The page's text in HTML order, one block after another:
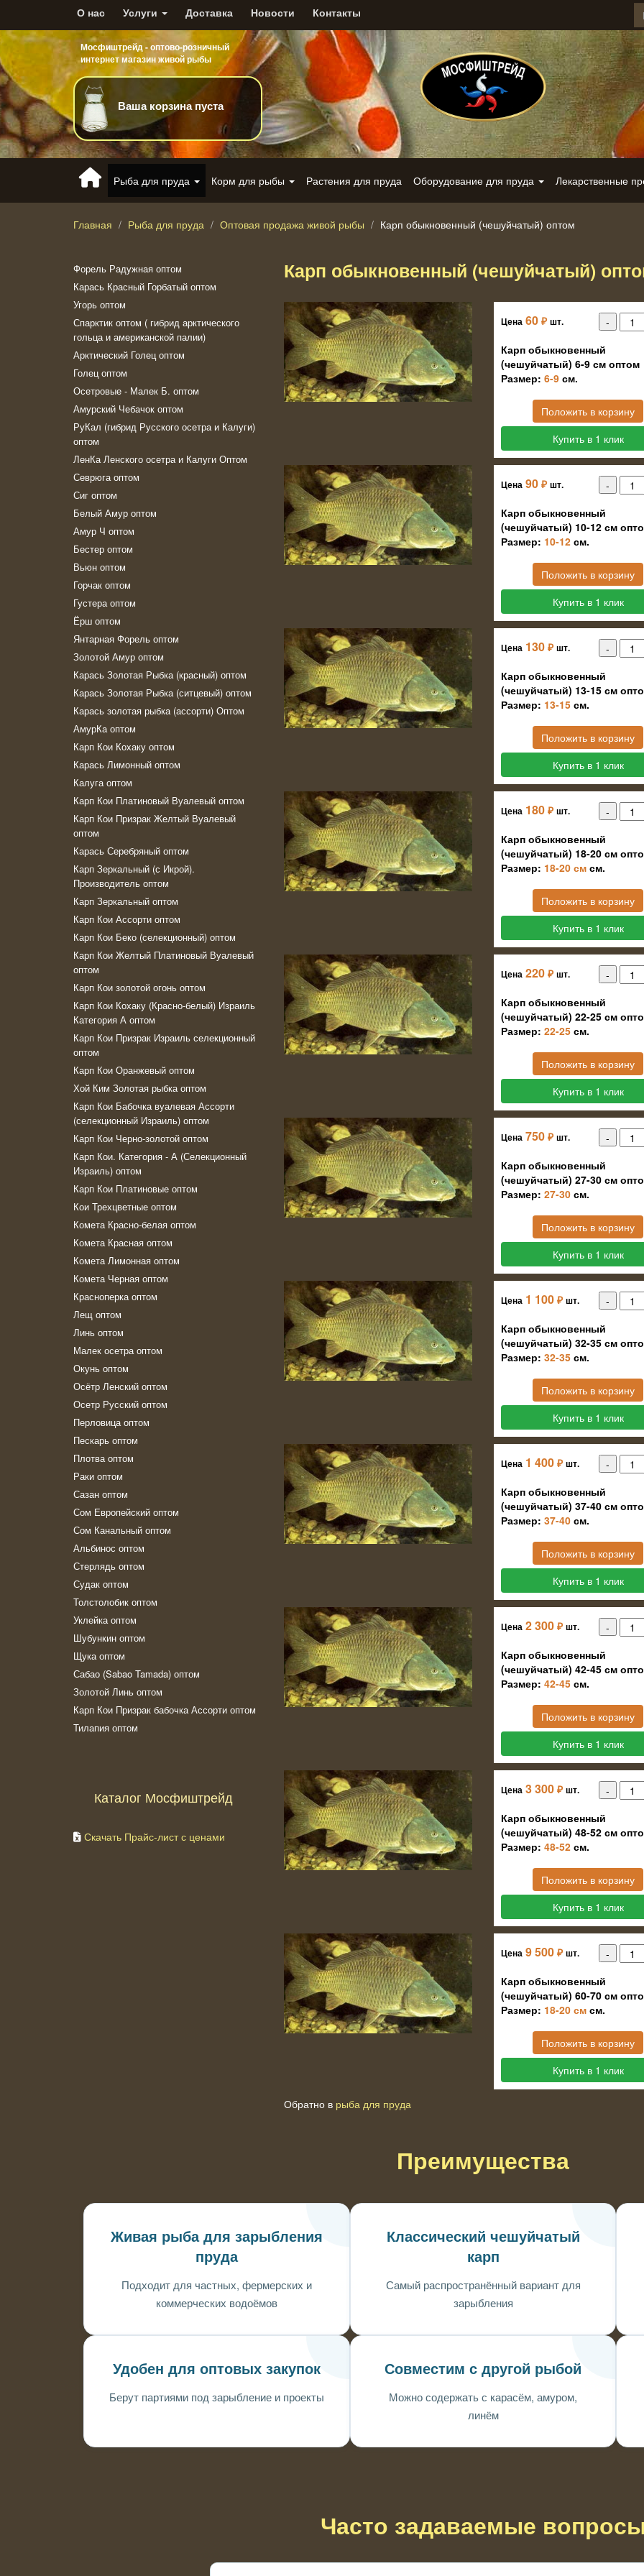
О нас Услуги Доставка Новости Контакты
Мосфиштрейд - оптово-розничный
интернет магазин живой рыбы
Ваша корзина пуста
Рыба для пруда Корм для рыбы Растения для пруда Оборудование для пруда Лекарственные
Главная Рыба для пруда Оптовая продажа живой рыбы Карп обыкновенный (чешуйчатый) оптом
Форель Радужная оптом
Карась Красный Горбатый оптом
Угорь оптом
Спарктик оптом ( гибрид арктического
гольца и американской палии)
Арктический Голец оптом
Голец оптом
Осетровые - Малек Б. оптом
Амурский Чебачок оптом
РуКал (гибрид Русского осетра и Калуги)
оптом
ЛенКа Ленского осетра и Калуги Оптом
Севрюга оптом
Сиг оптом
Белый Амур оптом
Амур Ч оптом
Бестер оптом
Вьюн оптом
Горчак оптом
Густера оптом
Ёрш оптом
Янтарная Форель оптом
Золотой Амур оптом
Карась Золотая Рыбка (красный) оптом
Карась Золотая Рыбка (ситцевый) оптом
Карась золотая рыбка (ассорти) Оптом
АмурКа оптом
Карп Кои Кохаку оптом
Карась Лимонный оптом
Калуга оптом
Карп Кои Платиновый Вуалевый оптом
Карп Кои Призрак Желтый Вуалевый
оптом
Карась Серебряный оптом
Карп Зеркальный (с Икрой).
Производитель оптом
Карп Зеркальный оптом
Карп Кои Ассорти оптом
Карп Кои Беко (селекционный) оптом
Карп Кои Желтый Платиновый Вуалевый
оптом
Карп Кои золотой огонь оптом
Карп Кои Кохаку (Красно-белый) Израиль
Категория А оптом
Карп Кои Призрак Израиль селекционный
оптом
Карп Кои Оранжевый оптом
Хой Ким Золотая рыбка оптом
Карп Кои Бабочка вуалевая Ассорти
(селекционный Израиль) оптом
Карп Кои Черно-золотой оптом
Карп Кои. Категория - А (Селекционный
Израиль) оптом
Карп Кои Платиновые оптом
Кои Трехцветные оптом
Комeта Красно-белая оптом
Комета Красная оптом
Комета Лимонная оптом
Комета Черная оптом
Красноперка оптом
Лещ оптом
Линь оптом
Малек осетра оптом
Окунь оптом
Осётр Ленский оптом
Осетр Русский оптом
Перловица оптом
Пескарь оптом
Плотва оптом
Раки оптом
Сазан оптом
Сом Европейский оптом
Сом Канальный оптом
Альбинос оптом
Стерлядь оптом
Судак оптом
Толстолобик оптом
Уклейка оптом
Шубункин оптом
Щука оптом
Сабао (Sabao Tamada) оптом
Золотой Линь оптом
Карп Кои Призрак бабочка Ассорти оптом
Тилапия оптом
Каталог Мосфиштрейд
Скачать Прайс-лист с ценами
Карп обыкновенный (чешуйчатый)
Цена 60 ₽ шт.
Карп обыкновенный
(чешуйчатый) 6-9 см оптом
Размер: 6-9 см.
Положить в корзину
Купить в 1 клик
Цена 90 ₽ шт.
Карп обыкновенный
(чешуйчатый) 10-12 см
Размер: 10-12 см.
Положить в корзину
Купить в 1 клик
Цена 130 ₽ шт.
Карп обыкновенный
(чешуйчатый) 13-15 см
Размер: 13-15 см.
Положить в корзину
Купить в 1 клик
Цена 180 ₽ шт.
Карп обыкновенный
(чешуйчатый) 18-20 см
Размер: 18-20 см см.
Положить в корзину
Купить в 1 клик
Цена 220 ₽ шт.
Карп обыкновенный
(чешуйчатый) 22-25 см
Размер: 22-25 см.
Положить в корзину
Купить в 1 клик
Цена 750 ₽ шт.
Карп обыкновенный
(чешуйчатый) 27-30 см
Размер: 27-30 см.
Положить в корзину
Купить в 1 клик
Цена 1 100 ₽ шт.
Карп обыкновенный
(чешуйчатый) 32-35 см
Размер: 32-35 см.
Положить в корзину
Купить в 1 клик
Цена 1 400 ₽ шт.
Карп обыкновенный
(чешуйчатый) 37-40 см
Размер: 37-40 см.
Положить в корзину
Купить в 1 клик
Цена 2 300 ₽ шт.
Карп обыкновенный
(чешуйчатый) 42-45 см
Размер: 42-45 см.
Положить в корзину
Купить в 1 клик
Цена 3 300 ₽ шт.
Карп обыкновенный
(чешуйчатый) 48-52 см
Размер: 48-52 см.
Положить в корзину
Купить в 1 клик
Цена 9 500 ₽ шт.
Карп обыкновенный
(чешуйчатый) 60-70 см
Размер: 18-20 см см.
Положить в корзину
Купить в 1 клик
Обратно в рыба для пруда
Преимущества
Живая рыба для зарыбления
пруда
Подходит для частных, фермерских и
коммерческих водоёмов
Классический чешуйчатый
карп
Самый распространённый вариант для
зарыбления
Удобен для оптовых закупок
Берут партиями под зарыбление и проекты
Совместим с другой рыбой
Можно содержать с карасём, амуром,
линём
Часто задаваемые вопросы